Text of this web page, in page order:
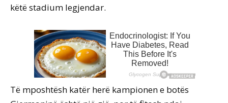
këtë stadium legjendar.
Të mposhtësh katër herë kampionen e botës